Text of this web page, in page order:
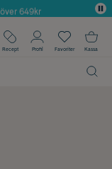
649kr
Recept Profil Favoriter Kassa